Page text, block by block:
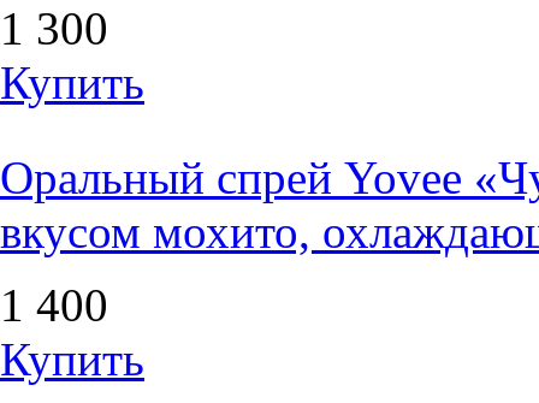
1 300
Купить
Оральный спрей Yovee
вкусом мохито,
1 400
Купить